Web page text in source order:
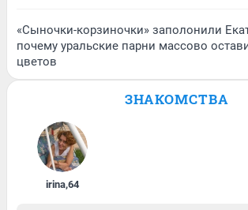
«Сыночки-корзиночки» заполонили
почему уральские парни массово
цветов
ЗНАКОМСТВА
irina,64